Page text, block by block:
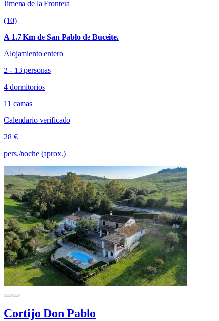
Jimena de la Frontera
(10)
A 1.7 Km de San Pablo de Buceite.
Alojamiento entero
2 - 13 personas
4 dormitorios
11 camas
Calendario verificado
28 €
pers./noche (aprox.)
Cortijo Don Pablo